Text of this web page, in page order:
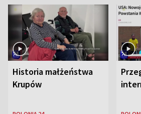
Historia małżeństwa
Krupów